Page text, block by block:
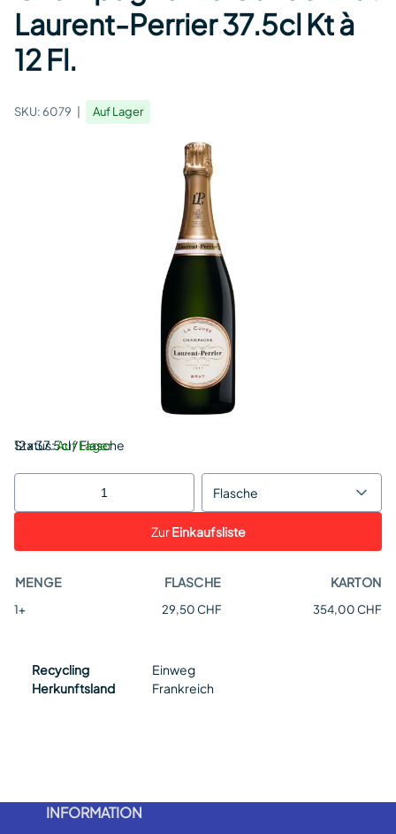
Laurent-Perrier 37.5cl Kt à
12 Fl.
SKU:6079 Auf Lager
Status:Auf Lager
12 x 37.5cl / Flasche
Flasche
ZurEinkaufsliste
MENGE FLASCHE KARTON
1+ 29,50 CHF 354,00 CHF
Recycling
Einweg
Herkunftsland
Frankreich
INFORMATION